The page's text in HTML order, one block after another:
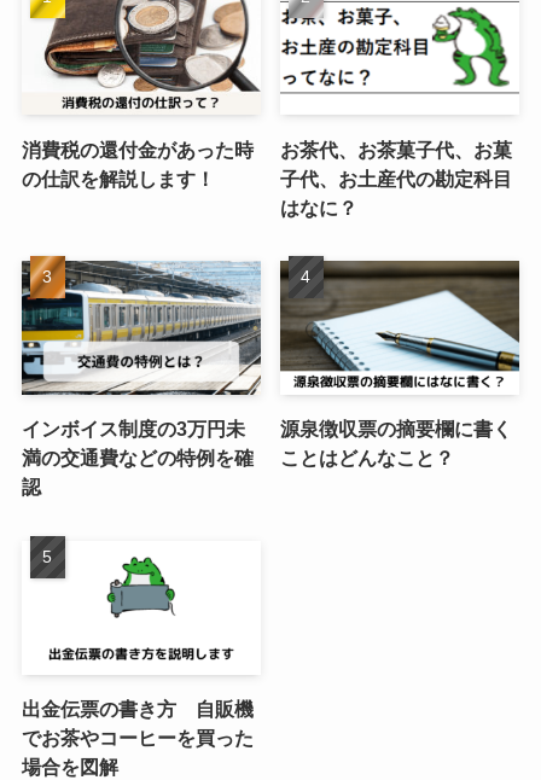
消費税の還付金があった時
の仕訳を解説します！
お茶代、お茶菓子代、お菓
子代、お土産代の勘定科目
はなに？
インボイス制度の3万円未
満の交通費などの特例を確
認
源泉徴収票の摘要欄に書く
ことはどんなこと？
出金伝票の書き方 自販機
でお茶やコーヒーを買った
場合を図解